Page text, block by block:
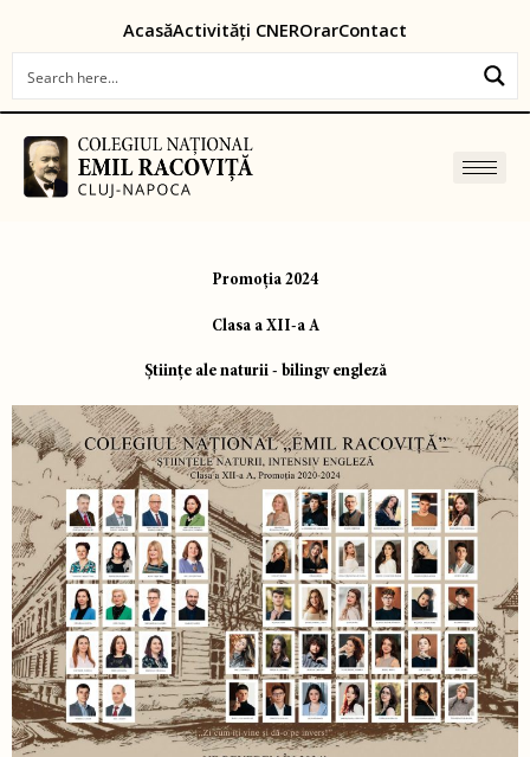
content
AcasăActivități CNEROrarContact
Promoția 2024
Clasa a XII-a A
Ştiinţe ale naturii - bilingv engleză